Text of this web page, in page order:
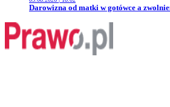
Przejdź do artykułu:
Darowizna od matki w gotówce a